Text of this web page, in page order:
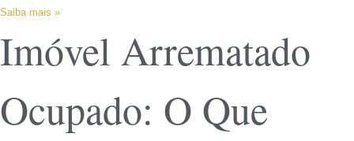
Saiba mais »
Imóvel Arrematado
Ocupado: O Que